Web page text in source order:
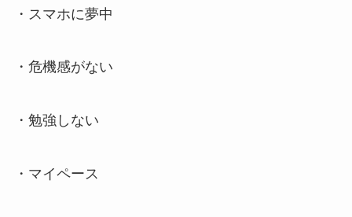
・スマホに夢中
・危機感がない
・勉強しない
・マイペース